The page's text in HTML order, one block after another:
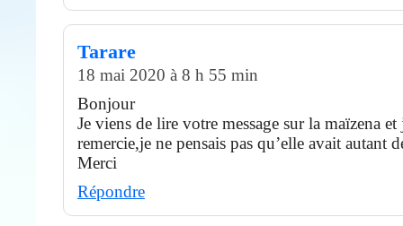
Tarare
18 mai 2020 à 8 h 55 min
Bonjour
Je viens de lire votre message sur la maïzena
remercie,je ne pensais pas qu’elle avait
Merci
Répondre